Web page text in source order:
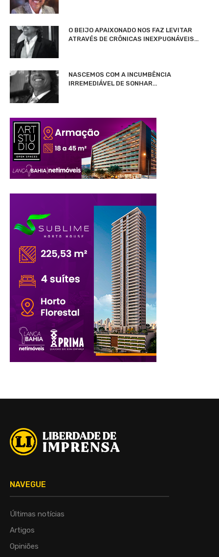
O BEIJO APAIXONADO NOS FAZ LEVITAR
ATRAVÉS DE CRÔNICAS INEXPUGNÁVEIS…
NASCEMOS COM A INCUMBÊNCIA
IRREMEDIÁVEL DE SONHAR…
NAVEGUE
Últimas notícias
Artigos
Opiniões